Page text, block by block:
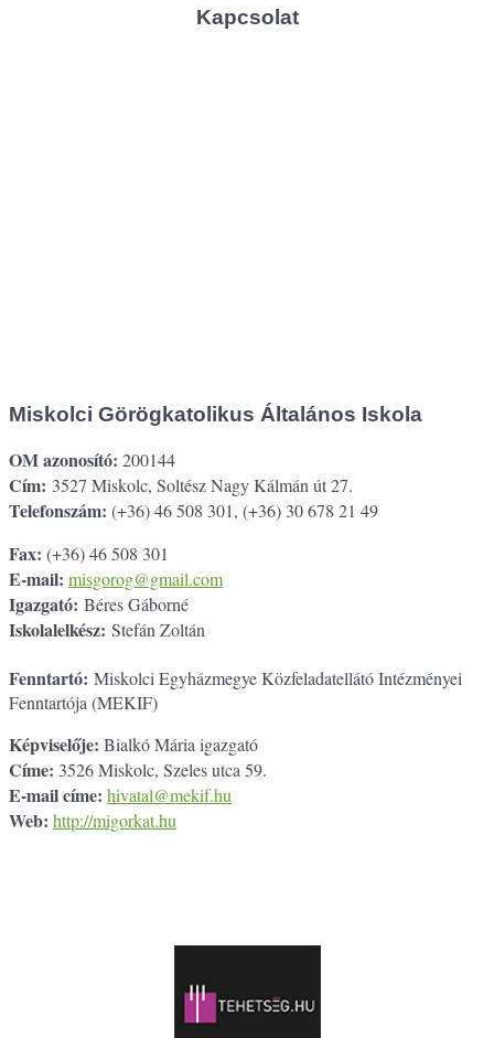
Kapcsolat
Miskolci Görögkatolikus Általános Iskola
OM azonosító: 200144
Cím: 3527 Miskolc, Soltész Nagy Kálmán út 27.
Telefonszám: (+36) 46 508 301, (+36) 30 678 21 49
Fax: (+36) 46 508 301
E-mail: misgorog@gmail.com
Igazgató: Béres Gáborné
Iskolalelkész: Stefán Zoltán
Fenntartó: Miskolci Egyházmegye Közfeladatellátó Intézményei
Fenntartója (MEKIF)
Képviselője: Bialkó Mária igazgató
Címe: 3526 Miskolc, Szeles utca 59.
E-mail címe: hivatal@mekif.hu
Web: http://migorkat.hu